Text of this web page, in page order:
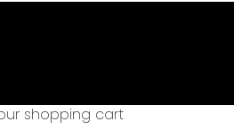
shopping cart